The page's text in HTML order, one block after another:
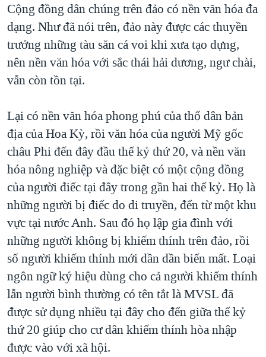
Cộng đồng dân chúng trên đảo có nền văn hóa đa
dạng. Như đã nói trên, đảo này được các thuyền
trưởng những tàu săn cá voi khi xưa tạo dựng,
nên nền văn hóa với sắc thái hải dương, ngư chài,
vẫn còn tồn tại.
Lại có nền văn hóa phong phú của thổ dân bản
địa của Hoa Kỳ, rồi văn hóa của người Mỹ gốc
châu Phi đến đây đầu thế kỷ thứ 20, và nền văn
hóa nông nghiệp và đặc biệt có một cộng đồng
của người điếc tại đây trong gần hai thế kỷ. Họ là
những người bị điếc do di truyền, đến từ một khu
vực tại nước Anh. Sau đó họ lập gia đình với
những người không bị khiếm thính trên đảo, rồi
số người khiếm thính mới dần dần biến mất. Loại
ngôn ngữ ký hiệu dùng cho cả người khiếm thính
lẫn người bình thường có tên tắt là MVSL đã
được sử dụng nhiều tại đây cho đến giữa thế kỷ
thứ 20 giúp cho cư dân khiếm thính hòa nhập
được vào với xã hội.